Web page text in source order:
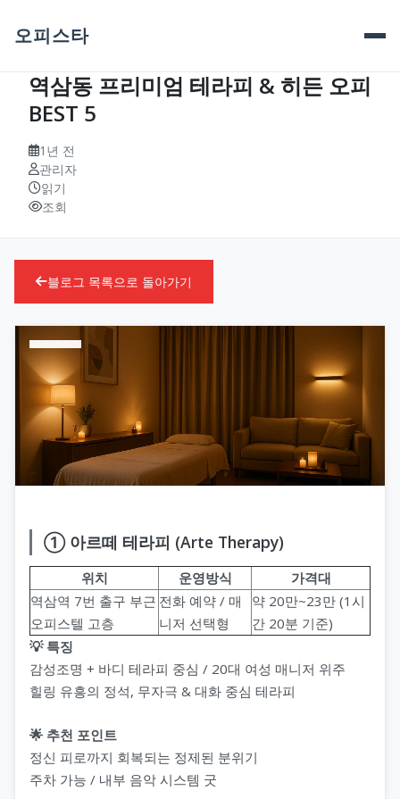
오피스타
역삼동 프리미엄 테라피 & 히든 오피
BEST 5
1년 전
관리자
읽기
조회
블로그 목록으로 돌아가기
① 아르떼 테라피 (Arte Therapy)
위치 운영방식
가격대
역삼역 7번 출구 부근
오피스텔 고층
전화 예약 / 매
니저 선택형
약 20만~23만 (1시
간 20분 기준)
💡 특징
감성조명 + 바디 테라피 중심 / 20대 여성 매니저 위주
힐링 유흥의 정석, 무자극 & 대화 중심 테라피
🌟 추천 포인트
정신 피로까지 회복되는 정제된 분위기
주차 가능 / 내부 음악 시스템 굿